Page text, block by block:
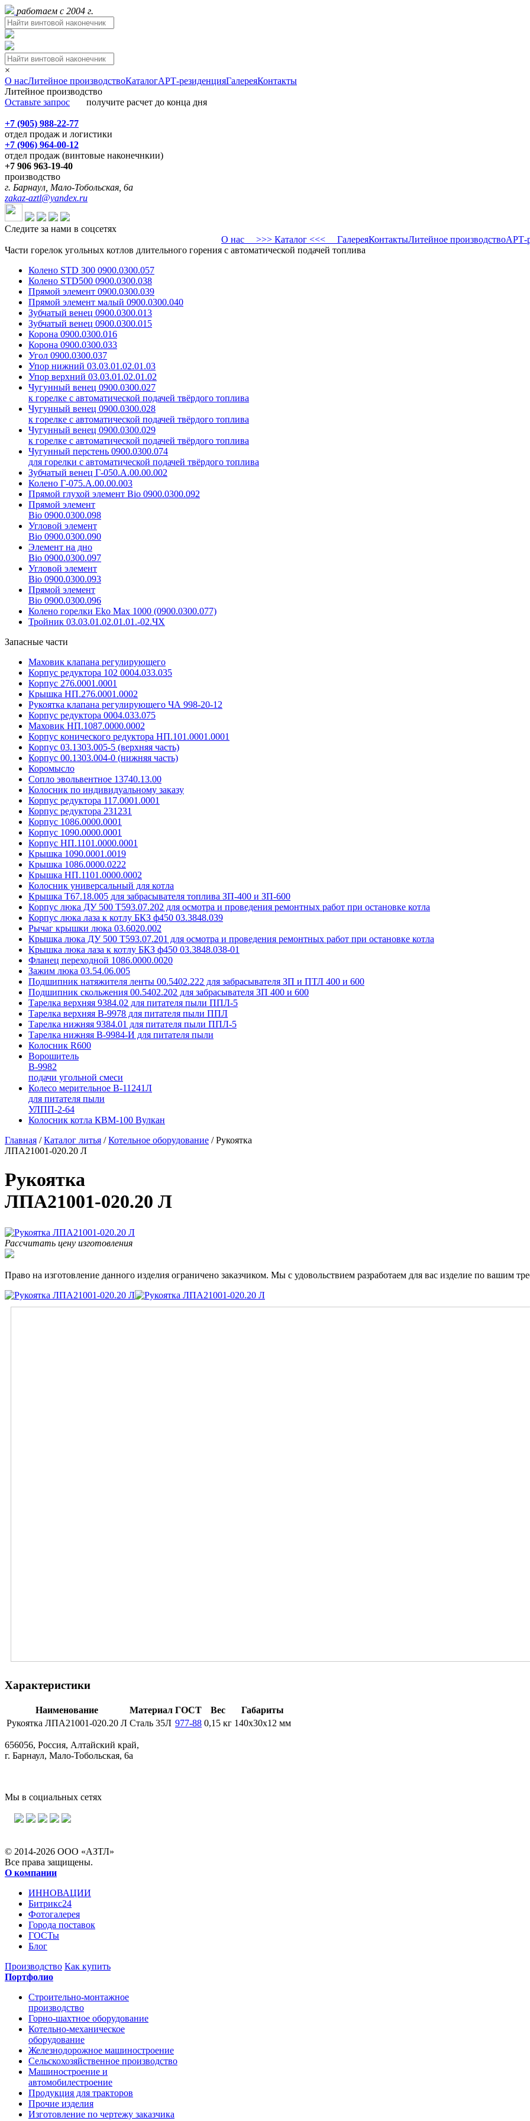
работаем с 2004 г.
×
О насЛитейное производствоКаталогАРТ-резиденцияГалереяКонтакты
Литейное производство
Оставьте запрос получите расчет до конца дня
+7 (905) 988-22-77
отдел продаж и логистики
+7 (906) 964-00-12
отдел продаж (винтовые наконечнкии)
+7 906 963-19-40
производство
г. Барнаул, Мало-Тобольская, 6а
zakaz-aztl@yandex.ru
Следите за нами в соцсетях
О нас >>> Каталог <<< ГалереяКонтактыЛитейное производствоАРТ-
Части горелок угольных котлов длительного горения с автоматической подачей топлива
Колено STD 300 0900.0300.057
Колено STD500 0900.0300.038
Прямой элемент 0900.0300.039
Прямой элемент малый 0900.0300.040
Зубчатый венец 0900.0300.013
Зубчатый венец 0900.0300.015
Корона 0900.0300.016
Корона 0900.0300.033
Угол 0900.0300.037
Упор нижний 03.03.01.02.01.03
Упор верхний 03.03.01.02.01.02
Чугунный венец 0900.0300.027
к горелке с автоматической подачей твёрдого топлива
Чугунный венец 0900.0300.028
к горелке с автоматической подачей твёрдого топлива
Чугунный венец 0900.0300.029
к горелке с автоматической подачей твёрдого топлива
Чугунный перстень 0900.0300.074
для горелки с автоматической подачей твёрдого топлива
Зубчатый венец Г-050.А.00.00.002
Колено Г-075.А.00.00.003
Прямой глухой элемент Bio 0900.0300.092
Прямой элемент
Bio 0900.0300.098
Угловой элемент
Bio 0900.0300.090
Элемент на дно
Bio 0900.0300.097
Угловой элемент
Bio 0900.0300.093
Прямой элемент
Bio 0900.0300.096
Колено горелки Eko Max 1000 (0900.0300.077)
Тройник 03.03.01.02.01.01.-02.ЧХ
Запасные части
Маховик клапана регулирующего
Корпус редуктора 102 0004.033.035
Корпус 276.0001.0001
Крышка НП.276.0001.0002
Рукоятка клапана регулирующего ЧА 998-20-12
Корпус редуктора 0004.033.075
Маховик НП.1087.0000.0002
Корпус конического редуктора НП.101.0001.0001
Корпус 03.1303.005-5 (верхняя часть)
Корпус 00.1303.004-0 (нижняя часть)
Коромысло
Сопло эвольвентное 13740.13.00
Колосник по индивидуальному заказу
Корпус редуктора 117.0001.0001
Корпус редуктора 231231
Корпус 1086.0000.0001
Корпус 1090.0000.0001
Корпус НП.1101.0000.0001
Крышка 1090.0001.0019
Крышка 1086.0000.0222
Крышка НП.1101.0000.0002
Колосник универсальный для котла
Крышка Т67.18.005 для забрасывателя топлива ЗП-400 и ЗП-600
Корпус люка ДУ 500 Т593.07.202 для осмотра и проведения ремонтных работ при остановке котла
Корпус люка лаза к котлу БКЗ ф450 03.3848.039
Рычаг крышки люка 03.6020.002
Крышка люка ДУ 500 Т593.07.201 для осмотра и проведения ремонтных работ при остановке котла
Крышка люка лаза к котлу БКЗ ф450 03.3848.038-01
Фланец переходной 1086.0000.0020
Зажим люка 03.54.06.005
Подшипник натяжителя ленты 00.5402.222 для забрасывателя ЗП и ПТЛ 400 и 600
Подшипник скольжения 00.5402.202 для забрасывателя ЗП 400 и 600
Тарелка верхняя 9384.02 для питателя пыли ППЛ-5
Тарелка верхняя В-9978 для питателя пыли ППЛ
Тарелка нижняя 9384.01 для питателя пыли ППЛ-5
Тарелка нижняя В-9984-И для питателя пыли
Колосник R600
Ворошитель
В-9982
подачи угольной смеси
Колесо мерительное В-11241Л
для питателя пыли
УЛПП-2-64
Колосник котла КВМ-100 Вулкан
Главная /Каталог литья /Котельное оборудование /Рукоятка
ЛПА21001-020.20 Л
Рукоятка
ЛПА21001-020.20 Л
Рассчитать цену изготовления
Право на изготовление данного изделия ограничено заказчиком. Мы с удовольствием разработаем для вас изделие по вашим
Характеристики
Наименование Материал ГОСТ Вес
Габариты
Рукоятка ЛПА21001-020.20 Л Сталь 35Л 977-88 0,15 кг 140х30х12 мм
656056, Россия, Алтайский край,
г. Барнаул, Мало-Тобольская, 6а
Мы в социальных сетях
© 2014-2026 ООО «АЗТЛ»
Все права защищены.
О компании
ИННОВАЦИИ
Битрикс24
Фотогалерея
Города поставок
ГОСТы
Блог
Производство Как купить
Портфолио
Строительно-монтажное
производство
Горно-шахтное оборудование
Котельно-механическое
оборудование
Железнодорожное машиностроение
Сельскохозяйственное производство
Машиностроение и
автомобилестроение
Продукция для тракторов
Прочие изделия
Изготовление по чертежу заказчика